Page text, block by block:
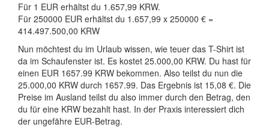
Für 1 EUR erhältst du 1.657,99 KRW.
Für 250000 EUR erhältst du 1.657,99 x 250000 € =
414.497.500,00 KRW
Nun möchtest du im Urlaub wissen, wie teuer das T-Shirt ist
da im Schaufenster ist. Es kostet 25.000,00 KRW. Du hast für
einen EUR 1657.99 KRW bekommen. Also teilst du nun die
25.000,00 KRW durch 1657.99. Das Ergebnis ist 15,08 €. Die
Preise im Ausland teilst du also immer durch den Betrag, den
du für eine KRW bezahlt hast. In der Praxis interessiert dich
der ungefähre EUR-Betrag.